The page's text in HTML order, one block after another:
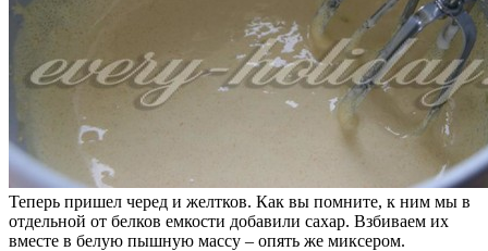
Теперь пришел черед и желтков. Как вы помните, к ним мы в
отдельной от белков емкости добавили сахар. Взбиваем их
вместе в белую пышную массу – опять же миксером.